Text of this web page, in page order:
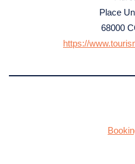
Place
68000
https://